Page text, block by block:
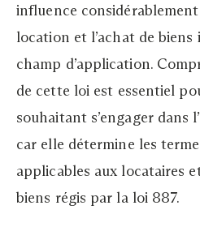
influence
location et l’achat de biens
champ d’application.
de cette loi est essentiel
souhaitant s’engager dans
car elle détermine les
applicables aux locataires
biens régis par la loi 887.